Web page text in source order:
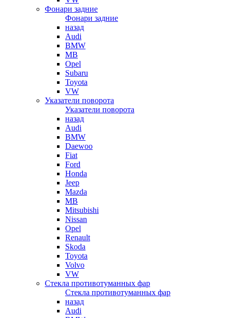
Фонари задние
Фонари задние
назад
Audi
BMW
MB
Opel
Subaru
Toyota
VW
Указатели поворота
Указатели поворота
назад
Audi
BMW
Daewoo
Fiat
Ford
Honda
Jeep
Mazda
MB
Mitsubishi
Nissan
Opel
Renault
Skoda
Toyota
Volvo
VW
Стекла противотуманных фар
Стекла противотуманных фар
назад
Audi